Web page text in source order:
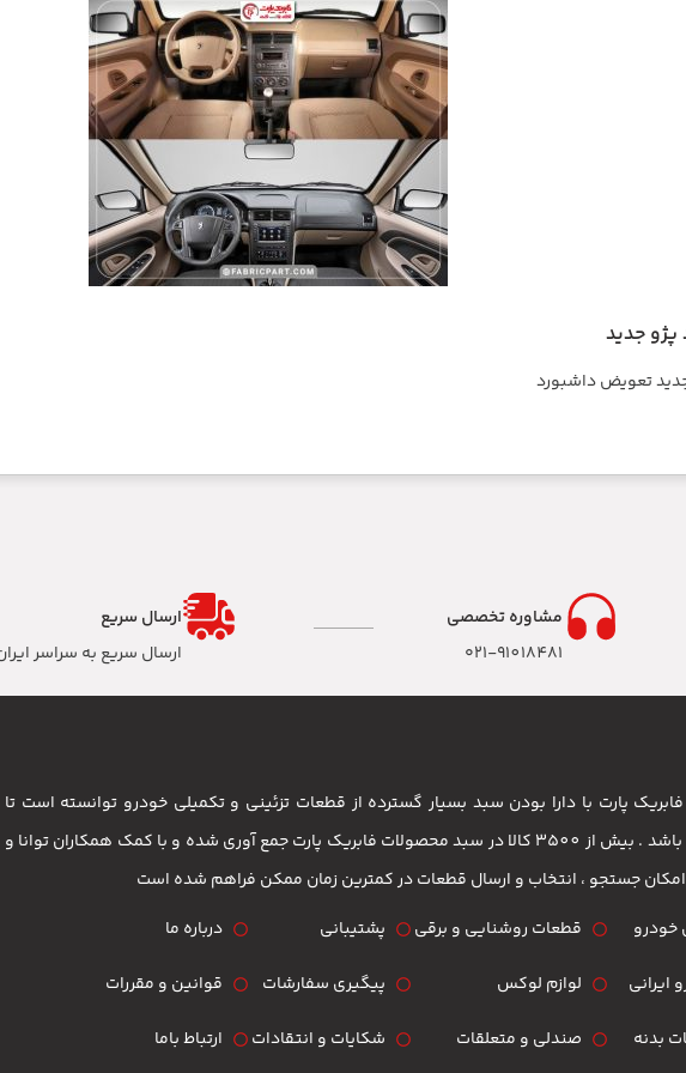
جدید
تعویض داشبورد
مشاوره تخصصی
۰۲۱-91018481
ارسال سریع
ارسال سریع به سراسر
پارت با دارا بودن سبد بسیار گسترده از قطعات تزئینی و تکمیلی خودرو توانسته
مشتریان باشد . بیش از 3500 کالا در سبد محصولات فابریک پارت جمع آوری شده و با کمک همکاران
جستجو ، انتخاب و ارسال قطعات در کمترین زمان ممکن فراهم شده است
خودرو
ایرانی
بدنه
قطعات روشنایی و برقی
لوازم لوکس
صندلی و متعلقات
پشتیبانی
پیگیری سفارشات
شکایات و انتقادات
درباره ما
قوانین و مقررات
ارتباط باما